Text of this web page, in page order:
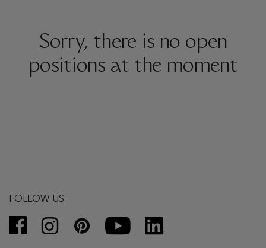
Sorry, there is no open
positions at the moment
FOLLOW US